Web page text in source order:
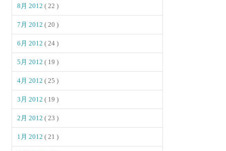
8月 2012( 22 )
7月 2012( 20 )
6月 2012( 24 )
5月 2012( 19 )
4月 2012( 25 )
3月 2012( 19 )
2月 2012( 23 )
1月 2012( 21 )